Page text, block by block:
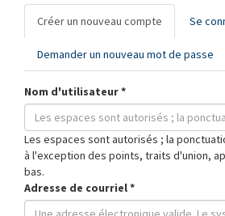
Onglets
principaux
Créer un nouveau compte (onglet
actif)
Se
Demander un nouveau mot de passe
Nom d'utilisateur*
Les espaces sont autorisés ; la
à l'exception des points, traits d'union,
bas.
Adresse de courriel*